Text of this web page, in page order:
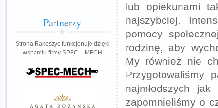
lub opiekunami
najszybciej.
pomocy
rodzinę, aby
My również nie
Przygotowaliśmy
najmłodszych
zapomnieliśmy o
Partnerzy
Strona Rakoszyc funkcjonuje dzięki
wsparciu firmy SPEC – MECH